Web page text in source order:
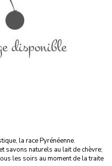
la race Pyrénéenne.
savons naturels au lait de chèvre;
les soirs au moment de la traite